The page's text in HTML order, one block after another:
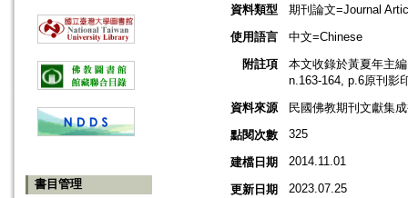
書目管理
資料類型
期刊論文=Journal
使用語言
中文=Chinese
附註項
本文收錄於黃夏年主
n.163-164, p.6原刊影
資料來源
民國佛教期刊文獻集
點閱次數
325
建檔日期 2014.11.01
更新日期 2023.07.25